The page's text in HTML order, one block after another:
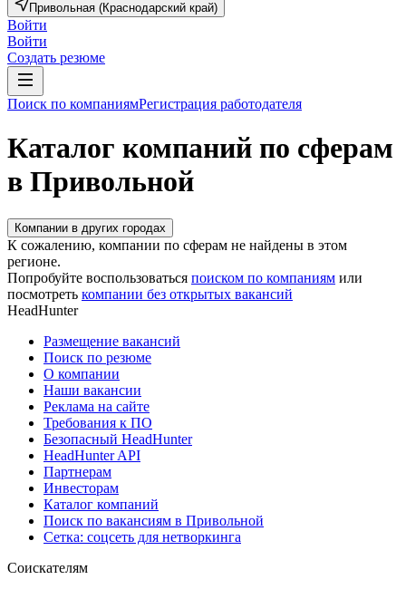
Привольная (Краснодарский край)
Войти
Войти
Создать резюме
Поиск по компаниямРегистрация работодателя
Каталог компаний по сферам
в Привольной
Компании в других городах
К сожалению, компании по сферам не найдены в этом
регионе.
Попробуйте воспользоваться поиском по компаниям или
посмотреть компании без открытых вакансий
HeadHunter
Размещение вакансий
Поиск по резюме
О компании
Наши вакансии
Реклама на сайте
Требования к ПО
Безопасный HeadHunter
HeadHunter API
Партнерам
Инвесторам
Каталог компаний
Поиск по вакансиям в Привольной
Сетка: соцсеть для нетворкинга
Соискателям